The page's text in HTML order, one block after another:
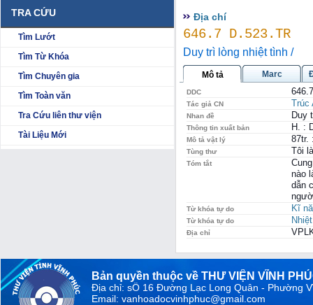
TRA CỨU
Tìm Lướt
Tìm Từ Khóa
Tìm Chuyên gia
Tìm Toàn văn
Tra Cứu liên thư viện
Tài Liệu Mới
Địa chí
646.7 D.523.TR
Duy trì lòng nhiệt tình /
Mô tả Marc
DDC 646.7
Tác giả CN Trúc
Nhan đề Duy
Thông tin xuất bản H. :
Mô tả vật lý 87tr.
Tùng thư Tôi
Tóm tắt
nào
dẫn
Từ khóa tự do Kĩ
Từ khóa tự do
Địa chỉ
Bản quyền thuộc về THƯ VIỆN VĨNH
Địa chỉ: sỐ 16 Đường Lạc Long Quân - Phường
Email: vanhoadocvinhphuc@gmail.com